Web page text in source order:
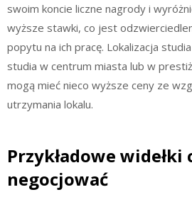
swoim koncie liczne nagrody i
wyższe stawki, co jest
popytu na ich pracę. Lokalizacja
studia w centrum miasta lub w
mogą mieć nieco wyższe ceny ze
utrzymania lokalu.
Przykładowe
negocjować